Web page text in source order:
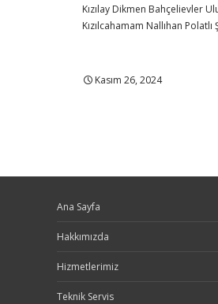
Kızılay Dikmen Bahçelievler
Kızılcahamam Nallıhan Polatlı
Kasım 26, 2024
Ana Sayfa
Hakkımızda
Hizmetlerimiz
Teknik Servis